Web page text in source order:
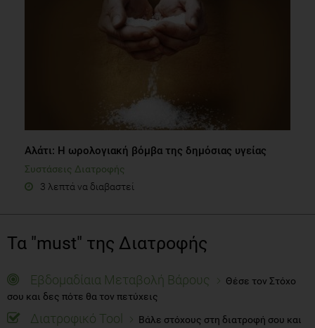
Αλάτι: H ωρολογιακή βόμβα της δημόσιας υγείας
Συστάσεις Διατροφής
3 λεπτά να διαβαστεί
Τα "must" της Διατροφής
Εβδομαδίαια Μεταβολή Βάρους
Θέσε τον Στόχο
σου και δες πότε θα τον πετύχεις
Διατροφικό Tool
Βάλε στόχους στη διατροφή σου και